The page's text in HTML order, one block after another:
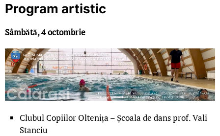
Program artistic
Sâmbătă, 4 octombrie
Clubul Copiilor Oltenița – Școala de dans prof. Vali
Stanciu